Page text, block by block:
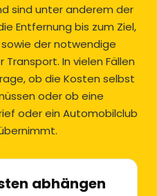
sind unter anderem der
Entfernung bis zum Ziel,
der notwendige
In vielen Fällen
ob die Kosten selbst
oder ob eine
oder ein Automobilclub
abhängen